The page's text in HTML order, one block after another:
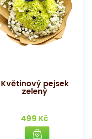
Květinový pejsek
zelený
499 Kč